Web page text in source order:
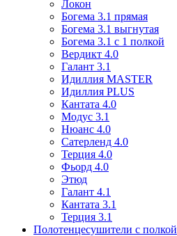
Локон
Богема 3.1 прямая
Богема 3.1 выгнутая
Богема 3.1 с 1 полкой
Вердикт 4.0
Галант 3.1
Идиллия MASTER
Идиллия PLUS
Кантата 4.0
Модус 3.1
Нюанс 4.0
Сатерленд 4.0
Терция 4.0
Фьорд 4.0
Этюд
Галант 4.1
Кантата 3.1
Терция 3.1
Полотенцесушители с полкой